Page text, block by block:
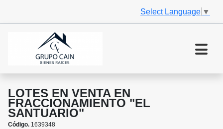
Select Language ▼
LOTES EN VENTA EN
FRACCIONAMIENTO "EL
SANTUARIO"
Código. 1639348